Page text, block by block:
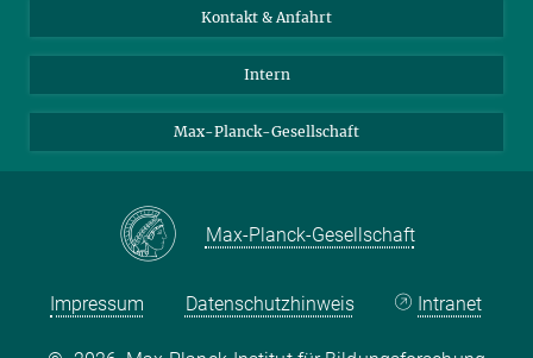
LinkedIn
Kontakt & Anfahrt
Intern
Max-Planck-Gesellschaft
Max-Planck-Gesellschaft
Impressum Datenschutzhinweis Intranet